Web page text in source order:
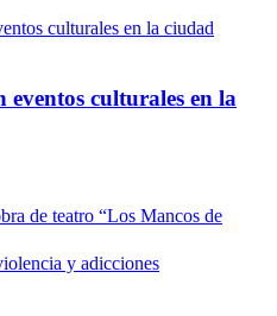
eventos culturales en la